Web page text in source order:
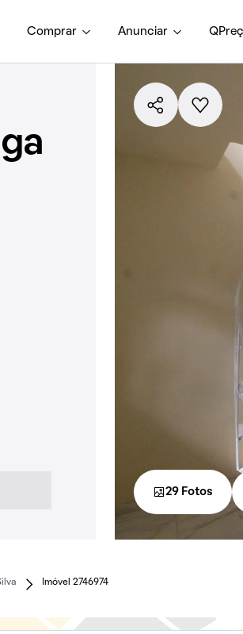
Comprar Anunciar
29 Fotos
Imóvel 2746974